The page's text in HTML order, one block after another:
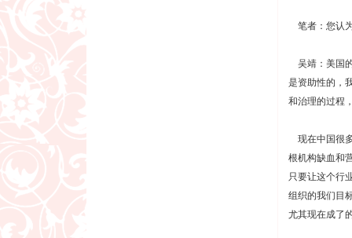
笔者：您认
吴靖：美国
是资助性的，
和治理的过程
现在中国很
根机构缺血和
只要让这个行
组织的我们目
尤其现在成了